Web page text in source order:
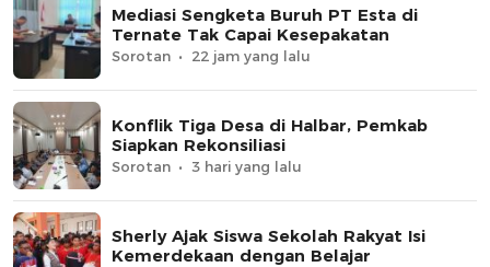
Mediasi Sengketa Buruh PT Esta di
Ternate Tak Capai Kesepakatan
Sorotan 22 jam yang lalu
Konflik Tiga Desa di Halbar, Pemkab
Siapkan Rekonsiliasi
Sorotan 3 hari yang lalu
Sherly Ajak Siswa Sekolah Rakyat Isi
Kemerdekaan dengan Belajar